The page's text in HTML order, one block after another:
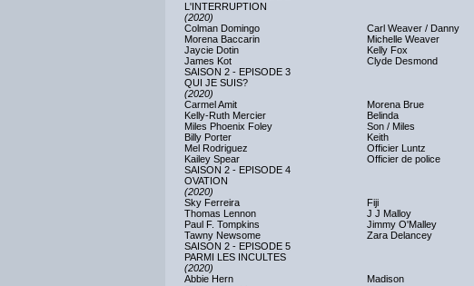
L'INTERRUPTION
(2020)
Colman Domingo
Carl Weaver / Danny
Morena Baccarin
Michelle Weaver
Jaycie Dotin
Kelly Fox
James Kot
Clyde Desmond
SAISON 2 - EPISODE 3
QUI JE SUIS?
(2020)
Carmel Amit
Morena Brue
Kelly-Ruth Mercier
Belinda
Miles Phoenix Foley
Son / Miles
Billy Porter
Keith
Mel Rodriguez
Officier Luntz
Kailey Spear
Officier de police
SAISON 2 - EPISODE 4
OVATION
(2020)
Sky Ferreira
Fiji
Thomas Lennon
J J Malloy
Paul F. Tompkins
Jimmy O'Malley
Tawny Newsome
Zara Delancey
SAISON 2 - EPISODE 5
PARMI LES INCULTES
(2020)
Abbie Hern
Madison